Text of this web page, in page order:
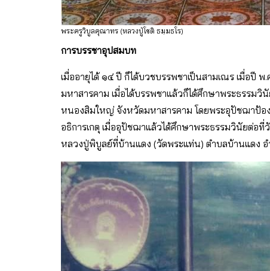
พระครูวิบูลคุณาทร (หลวงปู่โชติ ธมฺมธโร)
การบรรชาอุปสมบท
เมื่ออายุได้ ๑๔ ปี ก็ได้บวชบรรพชาเป็นสามเณร เมื่อ
มหาสารคาม เมื่อได้บรรพชาแล้วก็ได้ศึกษาพระธรรม
หนองสิมใหญ่ จังหวัดมหาสารคาม โดยพระอุปัชฌาป้อ
อธิการเกตุ เมื่ออุปัชฌาแล้วได้ศึกษาพระธรรมวินัยต่อ
หลวงปู่พิบูลย์ที่บ้านแดง (วัดพระแท่น) ตําบลบ้านแดง